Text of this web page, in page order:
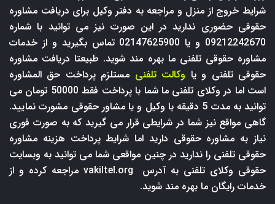
شرایط خروج از منزل و مراجعه به دفتر وکیل برای دریافت مشاوره
حقوقی حضوری ندارید در این صورت نیز می توانید با شماره
09212242670 و یا 02147625900 تماس بگیرید و از خدمات
مشاوره حقوقی تلفنی ما بهره مند شوید. طبیعتا دریافت مشاوره
حقوقی تلفنی و یا وکالت تلفنی مستلزم پرداخت حق المشاوره
است اما در وکلای تلفنی ما شما با پرداخت فقط 50000 تومان می
توانید به مدت 5 دقیقه با وکیل و یا مشاور حقوقی مشورت نمایید.
گاهی مواقع نیز شما در شرایطی قرار می گیرید که به صورت فوری
نیاز به مشاوره حقوقی دارید اما شرایط پرداخت هزینه مشاوره
حقوقی تلفنی را ندارید در چنین مواقعی شما می توانید به وبسایت
حقوقی وکلای تلفنی به آدرس
vakiltel.org مراجعه کرده و از
خدمات رایگان ما بهره مند شوید.